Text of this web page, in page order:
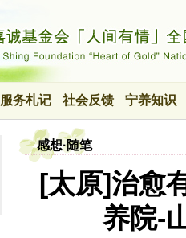
服务札记 社会反馈 宁养知识
感想·随笔
[太原]治愈
养院-